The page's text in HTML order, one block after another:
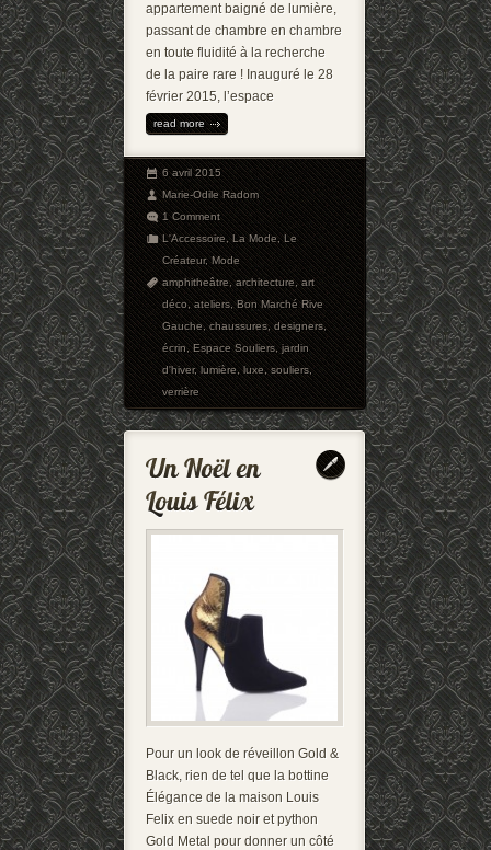
appartement baigné de lumière,
passant de chambre en chambre
en toute fluidité à la recherche
de la paire rare ! Inauguré le 28
février 2015, l’espace
read more
6 avril 2015
Marie-Odile Radom
1 Comment
L'Accessoire,La Mode,Le
Créateur,Mode
amphitheâtre,architecture,art
déco,ateliers,Bon Marché Rive
Gauche,chaussures,designers,
écrin,Espace Souliers,jardin
d'hiver,lumière,luxe,souliers,
verrière
Pour un look de réveillon Gold &
Black, rien de tel que la bottine
Élégance de la maison Louis
Felix en suede noir et python
Gold Metal pour donner un côté